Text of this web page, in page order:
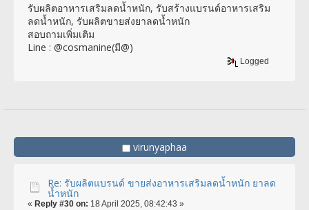
รับผลิตอาหารเสริมลดน้ำหนัก, รับสร้างแบรนด์อาหารเสริม
ลดน้ำหนัก, รับผลิตขายส่งยาลดน้ำหนัก
สอบถามเพิ่มเติม
Line : @cosmanine(มี@)
Logged
virunyaphaa
Re: รับผลิตแบรนด์ ขายส่งอาหารเสริมลดน้ำหนัก ยาลด
น้ำหนัก
« Reply #30 on: 18 April 2025, 08:42:43 »